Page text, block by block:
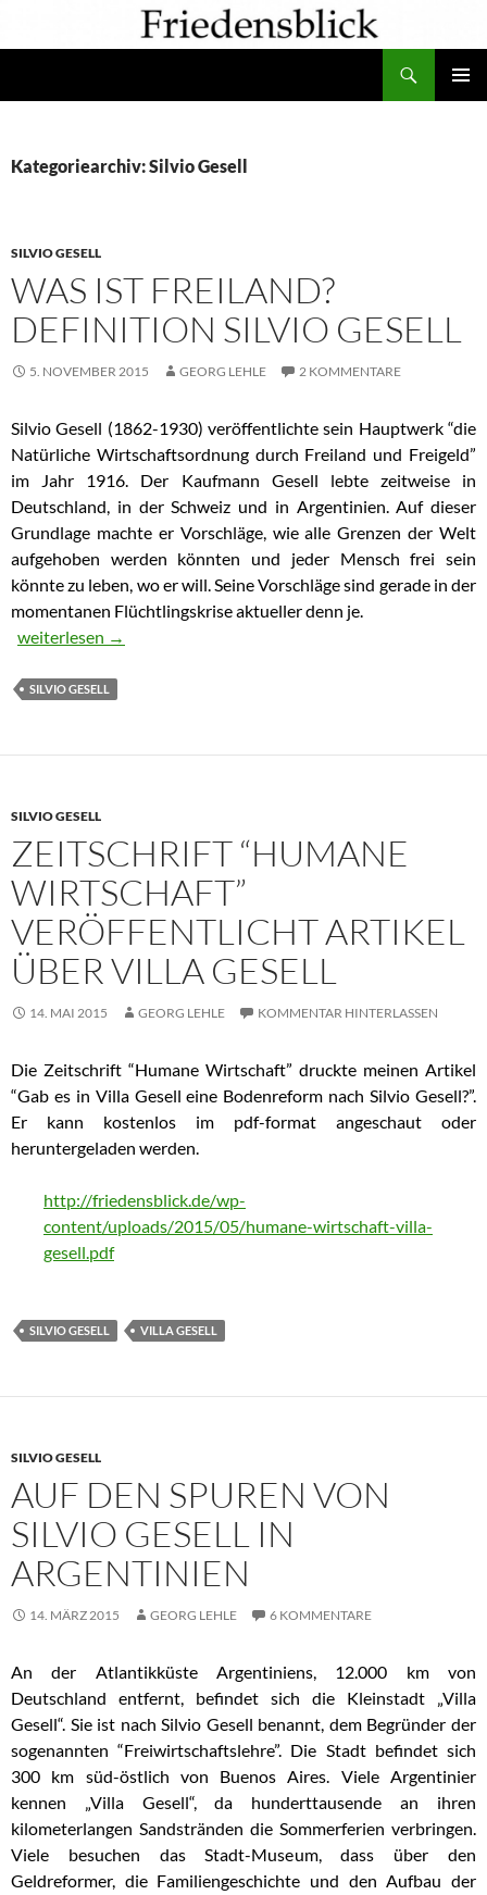
Kategoriearchiv: Silvio Gesell
SILVIO GESELL
WAS IST FREILAND?
DEFINITION SILVIO GESELL
5. NOVEMBER 2015 GEORG LEHLE 2 KOMMENTARE
Silvio Gesell (1862-1930) veröffentlichte sein Hauptwerk “die
Natürliche Wirtschaftsordnung durch Freiland und Freigeld”
im Jahr 1916. Der Kaufmann Gesell lebte zeitweise in
Deutschland, in der Schweiz und in Argentinien. Auf dieser
Grundlage machte er Vorschläge, wie alle Grenzen der Welt
aufgehoben werden könnten und jeder Mensch frei sein
könnte zu leben, wo er will. Seine Vorschläge sind gerade in der
momentanen Flüchtlingskrise aktueller denn je.
Was ist Freiland? Definition Silvio Gesell
weiterlesen →
SILVIO GESELL
SILVIO GESELL
ZEITSCHRIFT “HUMANE
WIRTSCHAFT”
VERÖFFENTLICHT ARTIKEL
ÜBER VILLA GESELL
14. MAI 2015 GEORG LEHLE KOMMENTAR HINTERLASSEN
Die Zeitschrift “Humane Wirtschaft” druckte meinen Artikel
“Gab es in Villa Gesell eine Bodenreform nach Silvio Gesell?”.
Er kann kostenlos im pdf-format angeschaut oder
heruntergeladen werden.
http://friedensblick.de/wp-
content/uploads/2015/05/humane-wirtschaft-villa-
gesell.pdf
SILVIO GESELL VILLA GESELL
SILVIO GESELL
AUF DEN SPUREN VON
SILVIO GESELL IN
ARGENTINIEN
14. MÄRZ 2015 GEORG LEHLE 6 KOMMENTARE
An der Atlantikküste Argentiniens, 12.000 km von
Deutschland entfernt, befindet sich die Kleinstadt „Villa
Gesell“. Sie ist nach Silvio Gesell benannt, dem Begründer der
sogenannten “Freiwirtschaftslehre”. Die Stadt befindet sich
300 km süd-östlich von Buenos Aires. Viele Argentinier
kennen „Villa Gesell“, da hunderttausende an ihren
kilometerlangen Sandstränden die Sommerferien verbringen.
Viele besuchen das Stadt-Museum, dass über den
Geldreformer, die Familiengeschichte und den Aufbau der